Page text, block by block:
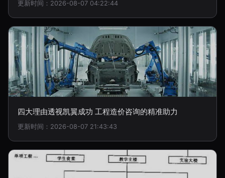
更新时间：2026-08-07 04:22:44
四大理由透视凯翼成功 工程造价咨询的精准助力
更新时间：2026-08-07 21:43:43